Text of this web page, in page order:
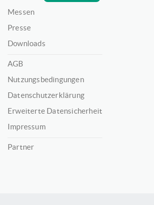
Messen
Presse
Downloads
AGB
Nutzungsbedingungen
Datenschutzerklärung
Erweiterte Datensicherheit
Impressum
Partner